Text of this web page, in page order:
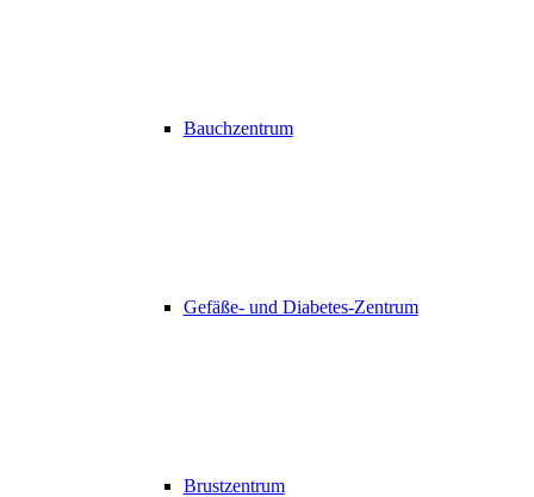
Bauchzentrum
Gefäße- und Diabetes-Zentrum
Brustzentrum